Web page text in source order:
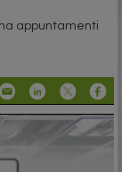
appuntamenti